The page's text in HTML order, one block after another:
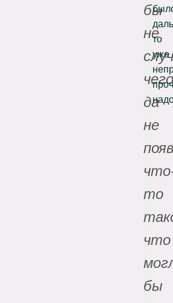
бы
не
да
не
то
что
бы
то
уже